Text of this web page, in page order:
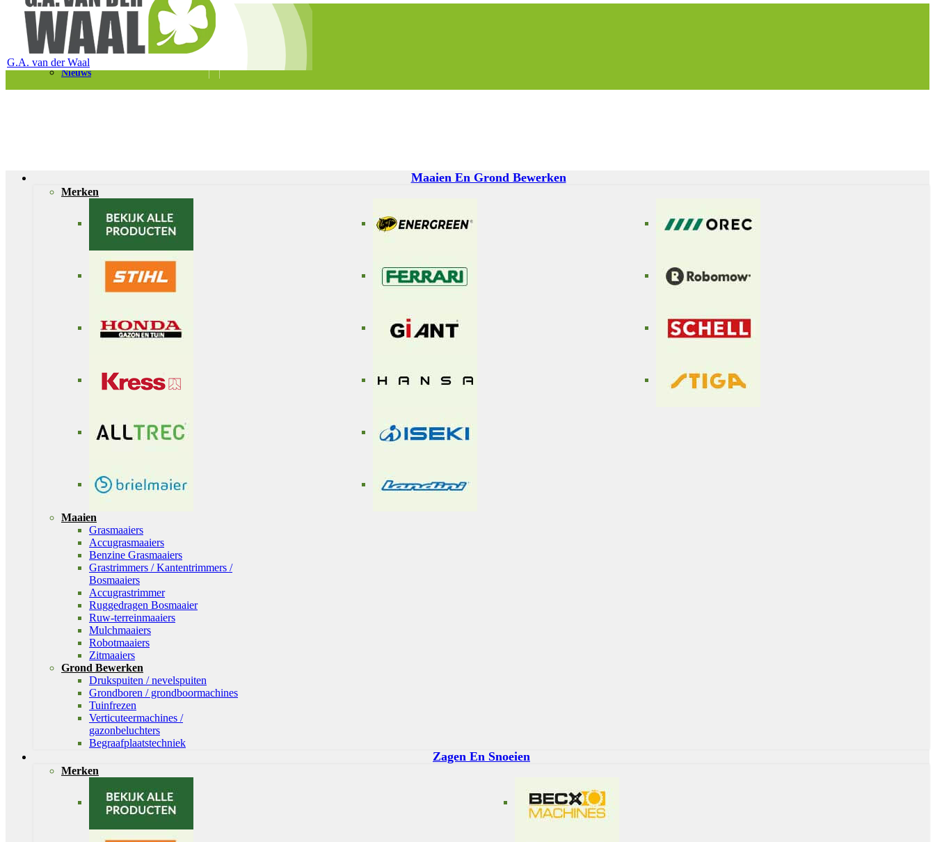
Telefoon 0180 – 421399
Schaapherderweg 6, 2988 CK Ridderkerk
Vacatures
Nieuws
G.A. van der Waal
Maaien En Grond Bewerken
Merken
Maaien
Grasmaaiers
Accugrasmaaiers
Benzine Grasmaaiers
Grastrimmers / Kantentrimmers /
Bosmaaiers
Accugrastrimmer
Ruggedragen Bosmaaier
Ruw-terreinmaaiers
Mulchmaaiers
Robotmaaiers
Zitmaaiers
Grond Bewerken
Drukspuiten / nevelspuiten
Grondboren / grondboormachines
Tuinfrezen
Verticuteermachines /
gazonbeluchters
Begraafplaatstechniek
Zagen En Snoeien
Merken